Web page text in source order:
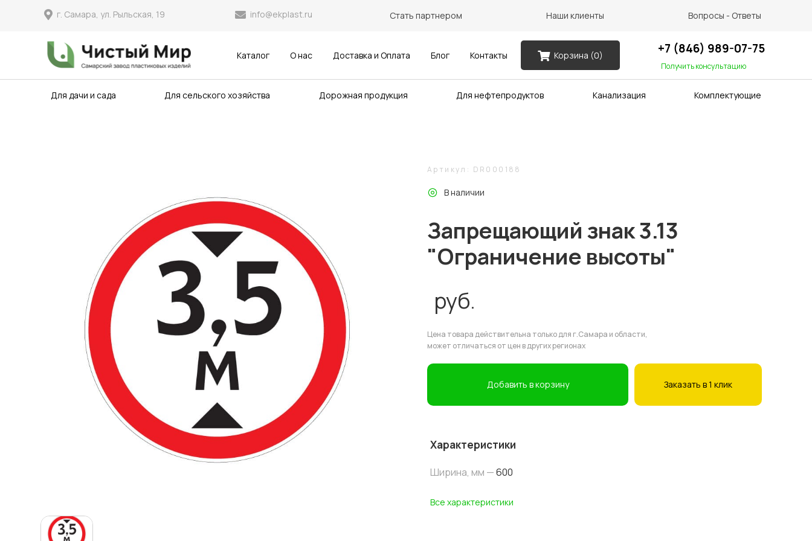
г. Самара, ул. Рыльская, 19 info@ekplast.ru Стать партнером Наши клиенты Вопросы - Ответы
Каталог О нас Доставка и Оплата Блог Контакты Корзина (0) +7 (846) 989-07-75
Получить консультацию
Для дачи и сада Для сельского хозяйства Дорожная продукция Для нефтепродуктов Канализация Комплектующие
Артикул: DR000188
В наличии
Запрещающий знак 3.13
"Ограничение высоты"
руб.
Цена товара действительна только для г.Самара и области,
может отличаться от цен в других регионах
Добавить в корзину Заказать в 1 клик
Характеристики
Ширина, мм —600
Все характеристики